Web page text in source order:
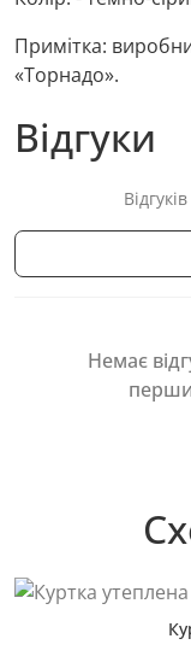
Примітка:
«Торнадо».
Відгуки
Немає